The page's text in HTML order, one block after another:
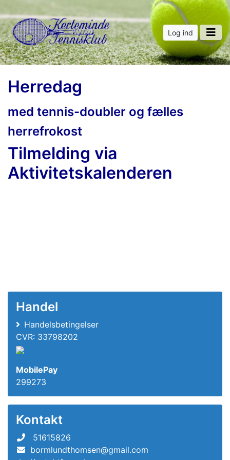
Log ind
Herredag
med tennis-doubler og fælles
herrefrokost
Tilmelding via
Aktivitetskalenderen
Handel
Handelsbetingelser
CVR: 33798202
MobilePay
299273
Kontakt
51615826
bormlundthomsen@gmail.com